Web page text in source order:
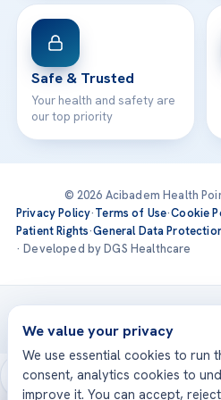
Safe & Trusted
Your health and safety are
our top priority
© 2026 Acibadem Health
Privacy Policy·Terms of Use·Cookie
Patient Rights·General Data
· Developed by DGS Healthcare
Treatments are delivered at
Acıbadem
We value your privacy
We use essential cookies to run
consent, analytics cookies to
improve it. You can accept,